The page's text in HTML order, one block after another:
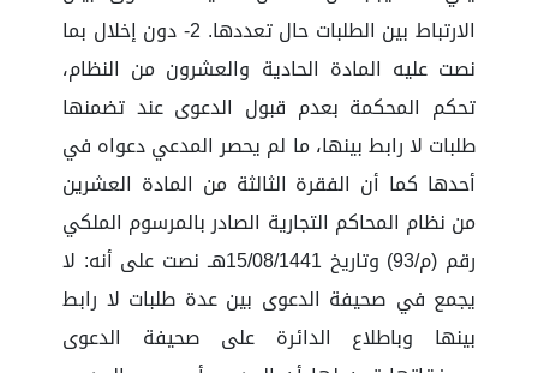
الارتباط بين الطلبات حال تعددها. 2- دون إخلال بما
نصت عليه المادة الحادية والعشرون من النظام،
تحكم المحكمة بعدم قبول الدعوى عند تضمنها
طلبات لا رابط بينها، ما لم يحصر المدعي دعواه في
أحدها كما أن الفقرة الثالثة من المادة العشرين
من نظام المحاكم التجارية الصادر بالمرسوم الملكي
رقم (م/93) وتاريخ 15/08/1441هـ نصت على أنه: لا
يجمع في صحيفة الدعوى بين عدة طلبات لا رابط
بينها وباطلاع الدائرة على صحيفة الدعوى